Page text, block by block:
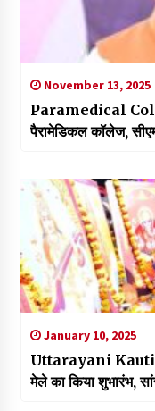
November 13, 2025
Paramedical
पैरामेडिकल कॉलेज, सीएम
January 10, 2025
Uttarayani Kautik
मेले का किया शुभारंभ,